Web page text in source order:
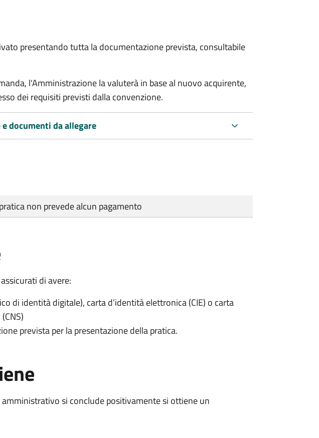
presentando tutta la documentazione prevista, consultabile
l'Amministrazione la valuterà in base al nuovo acquirente,
dei requisiti previsti dalla convenzione.
documenti da allegare
non prevede alcun pagamento
di avere:
di identità digitale), carta d’identità elettronica (CIE) o carta
prevista per la presentazione della pratica.
si conclude positivamente si ottiene un